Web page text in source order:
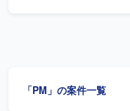
力】 Microsoft
ング業務となります。
「PM」の案件一覧